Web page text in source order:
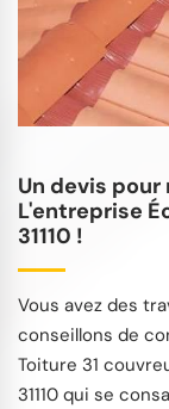
Un devis
L'entreprise
31110 !
Vous avez des
conseillons de
Toiture 31
31110 qui se